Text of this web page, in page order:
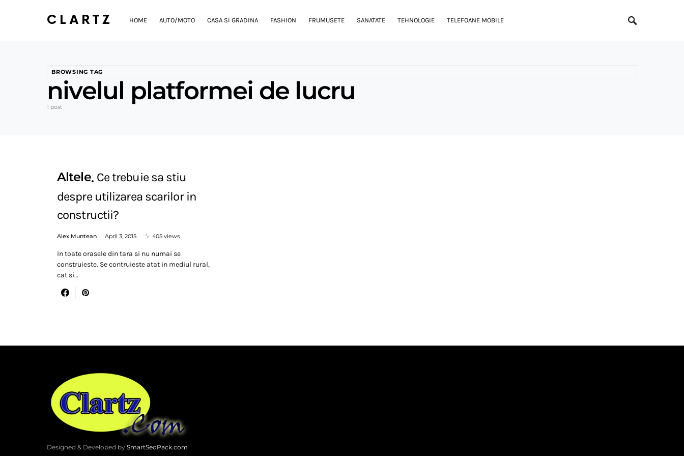
CLARTZ HOME AUTO/MOTO CASA SI GRADINA FASHION FRUMUSETE SANATATE TEHNOLOGIE TELEFOANE MOBILE
BROWSING TAG
nivelul platformei de lucru
1 post
Altele Ce trebuie sa stiu
despre utilizarea scarilor in
constructii?
Alex Muntean April 3, 2015 405 views
In toate orasele din tara si nu numai se
construieste. Se contruieste atat in mediul rural,
cat si…
Designed & Developed by SmartSeoPack.com